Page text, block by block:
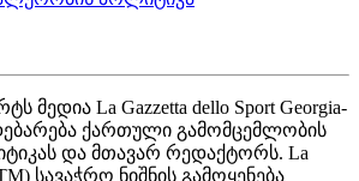
მედია La Gazzetta dello Sport Georgia-
ქართული გამომცემლობის
და მთავარ რედაქტორს. La
სავაჭრო ნიშნის გამოყენება